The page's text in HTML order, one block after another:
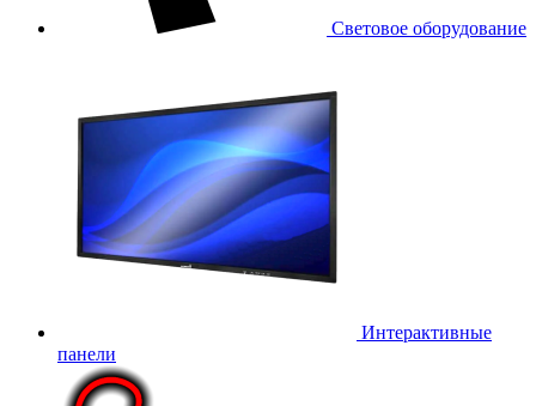
Световое оборудование
Интерактивные
панели